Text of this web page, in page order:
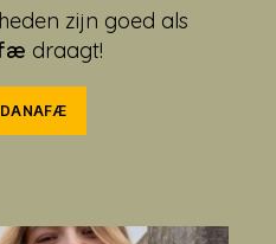
zijn goed als
draagt!
DANAFÆ